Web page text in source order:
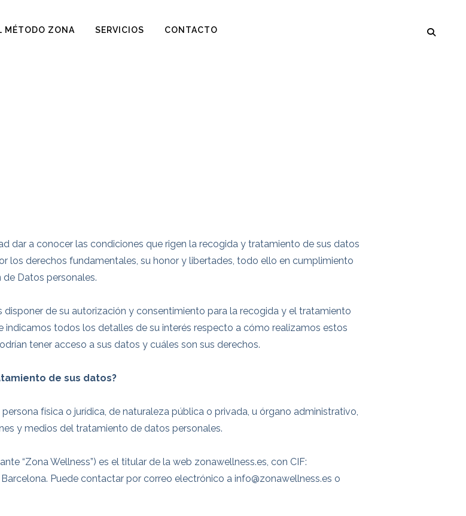
MÉTODO ZONA SERVICIOS CONTACTO
dar a conocer las condiciones que rigen la recogida y tratamiento de sus datos
los derechos fundamentales, su honor y libertades, todo ello en cumplimiento
Datos personales.
de su autorización y consentimiento para la recogida y el tratamiento
indicamos todos los detalles de su interés respecto a cómo realizamos estos
tener acceso a sus datos y cuáles son sus derechos.
de sus datos?
física o jurídica, de naturaleza pública o privada, u órgano administrativo,
y medios del tratamiento de datos personales.
“Zona Wellness”) es el titular de la web zonawellness.es, con CIF:
Puede contactar por correo electrónico a info@zonawellness.es o